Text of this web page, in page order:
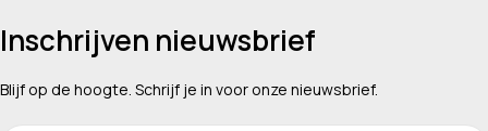
Inschrijven nieuwsbrief
Blijf op de hoogte. Schrijf je in voor onze nieuwsbrief.